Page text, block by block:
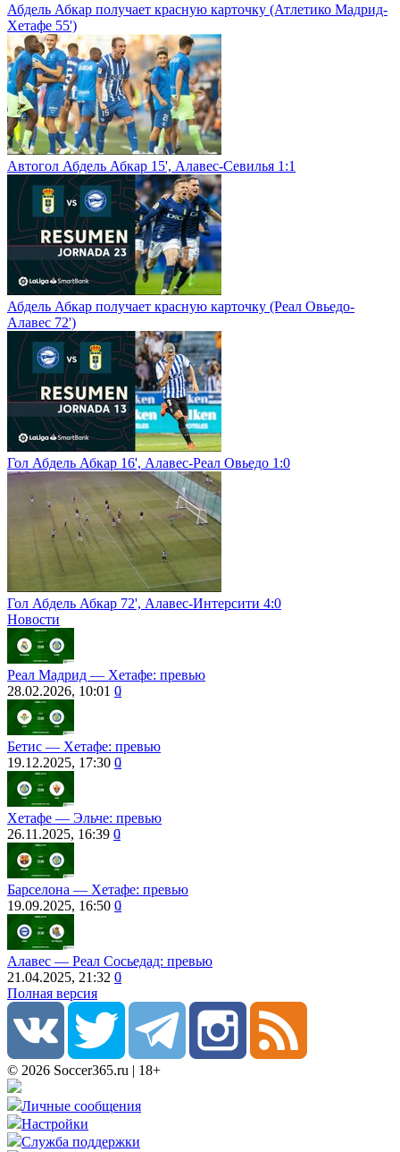
Абдель Абкар получает красную карточку (Атлетико Мадрид-
Хетафе 55')
Автогол Абдель Абкар 15', Алавес-Севилья 1:1
Абдель Абкар получает красную карточку (Реал Овьедо-
Алавес 72')
Гол Абдель Абкар 16', Алавес-Реал Овьедо 1:0
Гол Абдель Абкар 72', Алавес-Интерсити 4:0
Новости
Реал Мадрид ― Хетафе: превью
28.02.2026, 10:01 0
Бетис ― Хетафе: превью
19.12.2025, 17:30 0
Хетафе ― Эльче: превью
26.11.2025, 16:39 0
Барселона ― Хетафе: превью
19.09.2025, 16:50 0
Алавес — Реал Сосьедад: превью
21.04.2025, 21:32 0
Полная версия
© 2026 Soccer365.ru | 18+
Личные сообщения
Настройки
Служба поддержки